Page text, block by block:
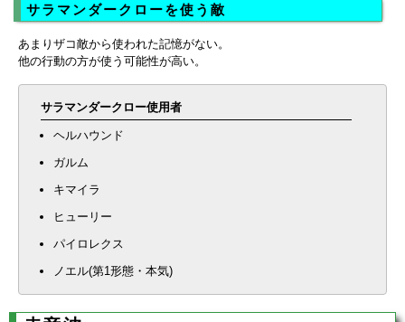
サラマンダークローを使う敵
あまりザコ敵から使われた記憶がない。
他の行動の方が使う可能性が高い。
サラマンダークロー使用者
ヘルハウンド
ガルム
キマイラ
ヒューリー
パイロレクス
ノエル(第1形態・本気)